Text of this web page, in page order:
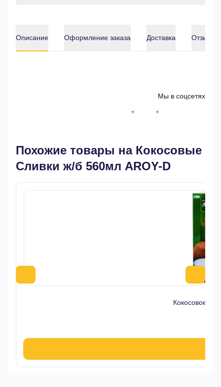
Описание Оформление заказа Доставка Отзывы
Мы в соцсетях
* *
Похожие товары на Кокосовые
Сливки ж/б 560мл AROY-D
Кокосовое